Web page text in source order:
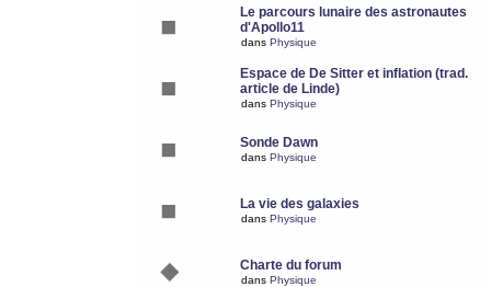
Le parcours lunaire des astronautes
d'Apollo11
dans Physique
Espace de De Sitter et inflation (trad.
article de Linde)
dans Physique
Sonde Dawn
dans Physique
La vie des galaxies
dans Physique
Charte du forum
dans Physique